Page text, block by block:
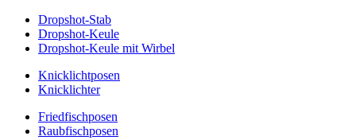
Dropshot-Stab
Dropshot-Keule
Dropshot-Keule mit Wirbel
Knicklichtposen
Knicklichter
Friedfischposen
Raubfischposen